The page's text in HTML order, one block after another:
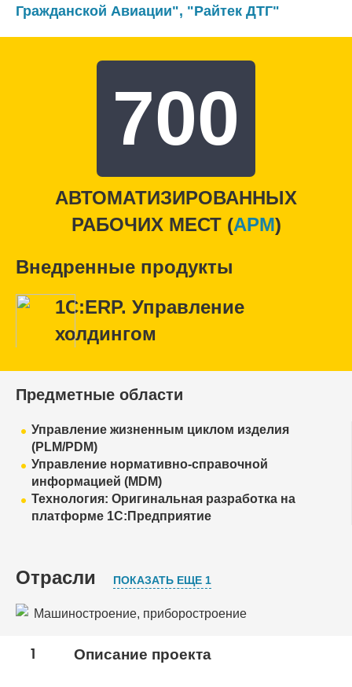
Гражданской Авиации", "Райтек ДТГ"
700
АВТОМАТИЗИРОВАННЫХ
РАБОЧИХ МЕСТ (APM)
Внедренные продукты
1С:ERP. Управление
холдингом
Предметные области
Управление жизненным циклом изделия
(PLM/PDM)
Управление нормативно-справочной
информацией (MDM)
Технология: Оригинальная разработка на
платформе 1С:Предприятие
Отрасли ПОКАЗАТЬ ЕЩЕ 1
Машиностроение, приборостроение
Авиационная промышленность
1 Описание проекта